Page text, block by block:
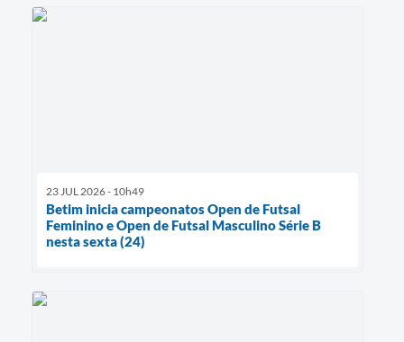
23 JUL 2026 - 10h49
Betim inicia campeonatos Open de Futsal
Feminino e Open de Futsal Masculino Série B
nesta sexta (24)